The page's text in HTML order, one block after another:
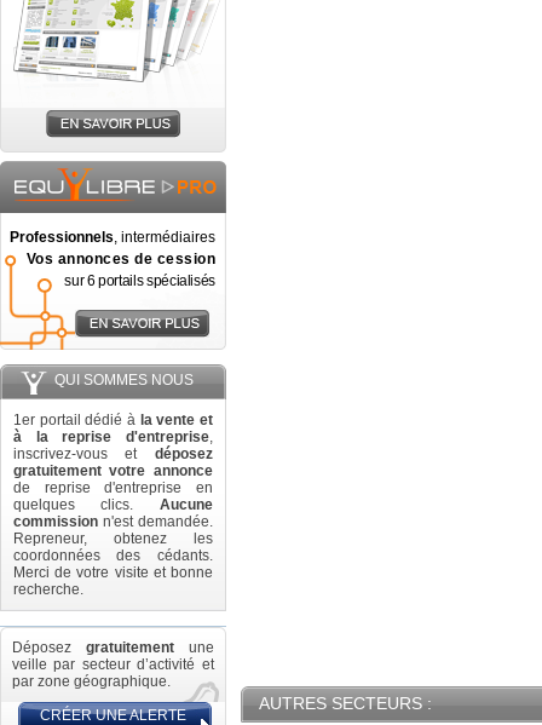
Professionnels, intermédiaires
Vos annonces de cession
sur 6 portails spécialisés
QUI SOMMES NOUS
1er portail dédié à la vente et
à la reprise d'entreprise,
inscrivez-vous et déposez
gratuitement votre annonce
de reprise d'entreprise en
quelques clics. Aucune
commission n'est demandée.
Repreneur, obtenez les
coordonnées des cédants.
Merci de votre visite et bonne
recherche.
Déposez gratuitement une
veille par secteur d’activité et
par zone géographique.
CRÉER UNE ALERTE
AUTRES SECTEURS :